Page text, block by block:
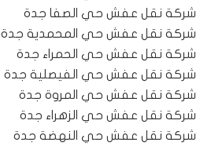
شركة نقل عفش حي الصفا جدة
شركة نقل عفش حي المحمدية جدة
شركة نقل عفش حي الحمراء جدة
شركة نقل عفش حي الفيصلية جدة
شركة نقل عفش حي المروة جدة
شركة نقل عفش حي الزهراء جدة
شركة نقل عفش حي النهضة جدة